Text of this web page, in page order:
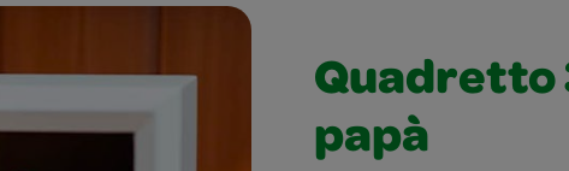
Quadretto
papà